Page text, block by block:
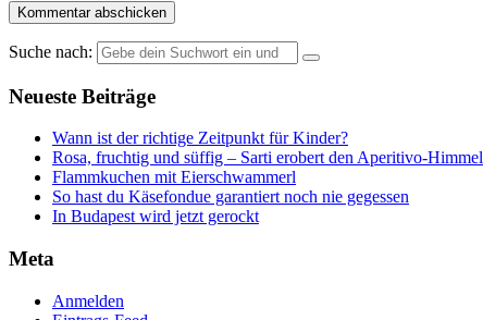
Suche nach:
Neueste Beiträge
Wann ist der richtige Zeitpunkt für Kinder?
Rosa, fruchtig und süffig – Sarti erobert den Aperitivo-Himmel
Flammkuchen mit Eierschwammerl
So hast du Käsefondue garantiert noch nie gegessen
In Budapest wird jetzt gerockt
Meta
Anmelden